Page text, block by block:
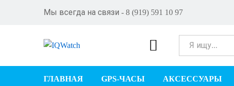
Мы всегда на связи - 8 (919) 591 10 97
Все
ГЛАВНАЯ GPS-ЧАСЫ АКСЕССУАРЫ